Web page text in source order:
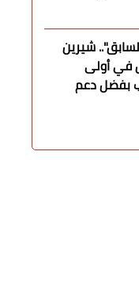
شيرين
في أولى
بفضل دعم